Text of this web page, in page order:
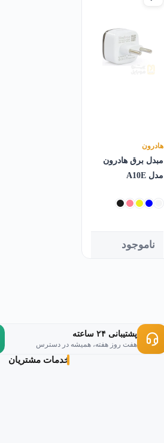
هادرون
مبدل برق هادرون
مدل A10E
ناموجود
پشتیبانی ۲۴ ساعته
هفت روز هفته، همیشه در دسترس
خدمات مشتریان